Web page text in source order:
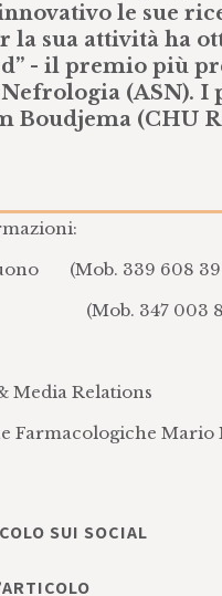
le sue
la sua attività ha
- il premio più
(ASN). I
Boudjema (CHU
(Mob. 339 608 39
(Mob. 347 003
Media Relations
Farmacologiche Mario
SUI SOCIAL